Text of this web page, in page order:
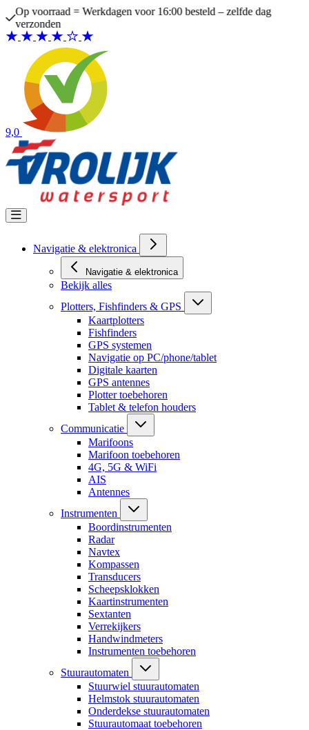
Ga naar de inhoud
Op voorraad = Werkdagen voor 16:00 besteld – zelfde dag
verzonden
9,0
Navigatie & elektronica
Navigatie & elektronica
Bekijk alles
Plotters, Fishfinders & GPS
Kaartplotters
Fishfinders
GPS systemen
Navigatie op PC/phone/tablet
Digitale kaarten
GPS antennes
Plotter toebehoren
Tablet & telefon houders
Communicatie
Marifoons
Marifoon toebehoren
4G, 5G & WiFi
AIS
Antennes
Instrumenten
Boordinstrumenten
Radar
Navtex
Kompassen
Transducers
Scheepsklokken
Kaartinstrumenten
Sextanten
Verrekijkers
Handwindmeters
Instrumenten toebehoren
Stuurautomaten
Stuurwiel stuurautomaten
Helmstok stuurautomaten
Onderdekse stuurautomaten
Stuurautomaat toebehoren